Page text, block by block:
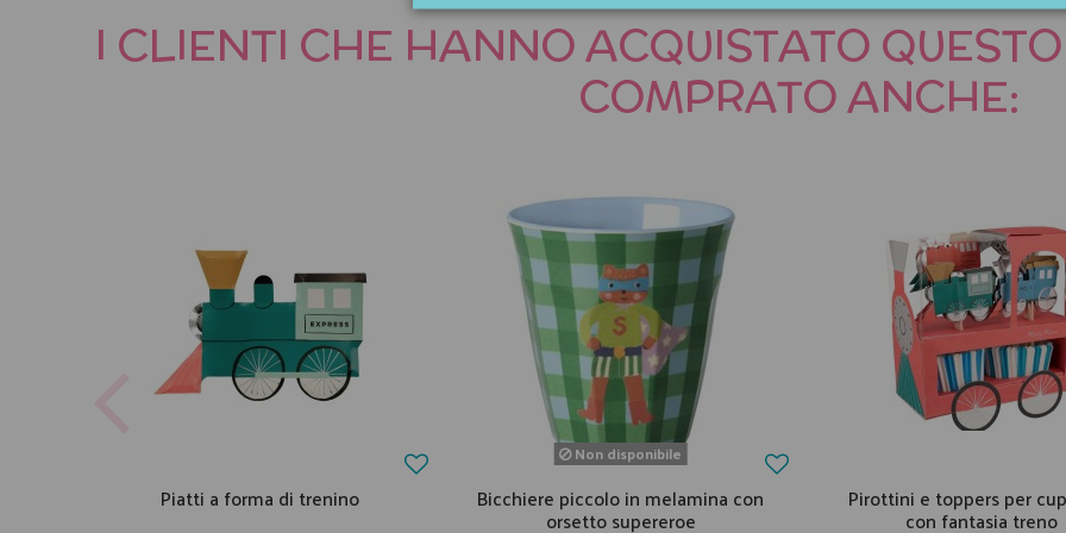
I CLIENTI CHE HANNO ACQUISTATO
COMPRATO ANCHE:
Piatti a forma di trenino
Non disponibile
Bicchiere piccolo in melamina con
orsetto supereroe
Pirottini e toppers per
con fantasia treno